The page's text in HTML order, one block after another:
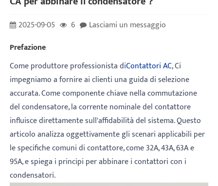
2025-09-05 6
Lasciami un messaggio
Prefazione
Come produttore professionista diContattori AC, Ci
impegniamo a fornire ai clienti una guida di selezione
accurata. Come componente chiave nella commutazione
del condensatore, la corrente nominale del contattore
influisce direttamente sull'affidabilità del sistema. Questo
articolo analizza oggettivamente gli scenari applicabili per
le specifiche comuni di contattore, come 32A, 43A, 63A e
95A, e spiega i principi per abbinare i contattori con i
condensatori.